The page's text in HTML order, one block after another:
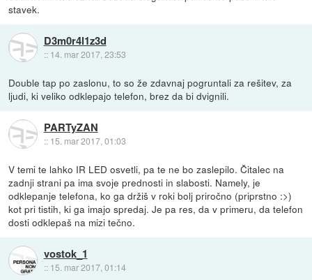
stavek.
D3m0r4l1z3d
:: 14. mar 2017, 23:53
Double tap po zaslonu, to so že zdavnaj pogruntali za rešitev, za
ljudi, ki veliko odklepajo telefon, brez da bi dvignili.
PARTyZAN
:: 15. mar 2017, 01:03
V temi te lahko IR LED osvetli, pa te ne bo zaslepilo. Čitalec na
zadnji strani pa ima svoje prednosti in slabosti. Namely, je
odklepanje telefona, ko ga držiš v roki bolj priročno (priprstno :>)
kot pri tistih, ki ga imajo spredaj. Je pa res, da v primeru, da telefon
dosti odklepaš na mizi tečno.
vostok_1
:: 15. mar 2017, 01:14